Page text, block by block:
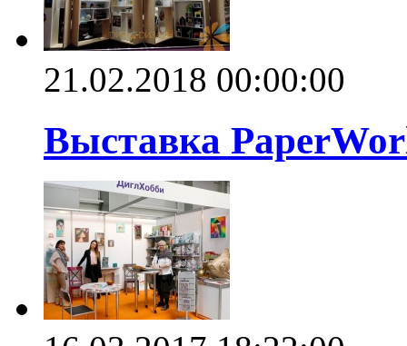
21.02.2018 00:00:00
Выставка